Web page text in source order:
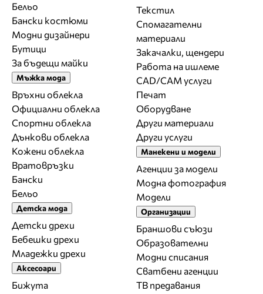
Бельо
Бански костюми
Модни дизайнери
Бутици
За бъдещи майки
Мъжка мода
Връхни облекла
Официални облекла
Спортни облекла
Дънкови облекла
Кожени облекла
Вратовръзки
Бански
Бельо
Детска мода
Детски дрехи
Бебешки дрехи
Младежки дрехи
Аксесоари
Бижута
Текстил
Спомагателни
материали
Закачалки, щендери
Работа на ишлеме
CAD/CAM услуги
Печат
Оборудване
Други материали
Други услуги
Манекени и модели
Агенции за модели
Модна фотография
Модели
Организации
Браншови съюзи
Образователни
Модни списания
Сватбени агенции
ТВ предавания